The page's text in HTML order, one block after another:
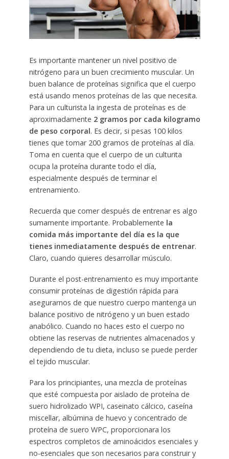
Es importante mantener un nivel positivo de
nitrógeno para un buen crecimiento muscular. Un
buen balance de proteínas significa que el cuerpo
está usando menos proteínas de las que necesita.
Para un culturista la ingesta de proteínas es de
aproximadamente 2 gramos por cada kilogramo
de peso corporal. Es decir, si pesas 100 kilos
tienes que tomar 200 gramos de proteínas al día.
Toma en cuenta que el cuerpo de un culturita
ocupa la proteína durante todo el día,
especialmente después de terminar el
entrenamiento.
Recuerda que comer después de entrenar es algo
sumamente importante. Probablemente la
comida más importante del día es la que
tienes inmediatamente después de entrenar.
Claro, cuando quieres desarrollar músculo.
Durante el post-entrenamiento es muy importante
consumir proteínas de digestión rápida para
asegurarnos de que nuestro cuerpo mantenga un
balance positivo de nitrógeno y un buen estado
anabólico. Cuando no haces esto el cuerpo no
obtiene las reservas de nutrientes almacenados y
dependiendo de tu dieta, incluso se puede perder
el tejido muscular.
Para los principiantes, una mezcla de proteínas
que esté compuesta por aislado de proteína de
suero hidrolizado WPI, caseinato cálcico, caseína
miscellar, albúmina de huevo y concentrado de
proteína de suero WPC, proporcionara los
espectros completos de aminoácidos esenciales y
no-esenciales que son necesarios para construir y